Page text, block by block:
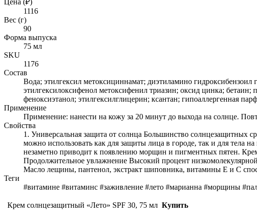
1116
Вес (г)
90
Форма выпуска
75 мл
SKU
1176
Состав
Вода; этилгексил метоксициннамат; диэтиламино
этилгексилоксифенол метоксифенил триазин; оксид цинка; бетаин;
феноксиэтанол; этилгексилглицерин; ксантан; гипоаллергенная
Применение
Применение: нанести на кожу за 20 минут до выхода на солнце.
Свойства
1. Универсальная защита от солнца Большинство
можно использовать как для защиты лица в городе, так и для тела
незаметно приводит к появлению морщин и пигментных пятен.
Продолжительное увлажнение Высокий процент
Масло лещины, пантенол, экстракт шиповника, витамины Е и С
Теги
#витаминe #витаминс #заживление #лето #марианна #морщины
Крем солнцезащитный «Лето» SPF 30, 75 мл Купить